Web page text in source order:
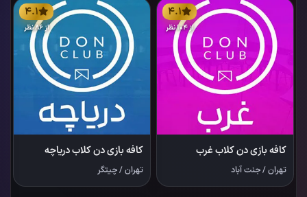
4.1
از 104 نظر
کافه بازی دن کلاب غرب
تهران/جنت آباد
4.1
از 86 نظر
کافه بازی دن کلاب دریاچه
تهران/چیتگر